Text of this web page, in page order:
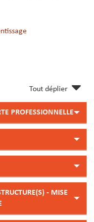
Tout déplier
PROFESSIONNELLE
- MISE